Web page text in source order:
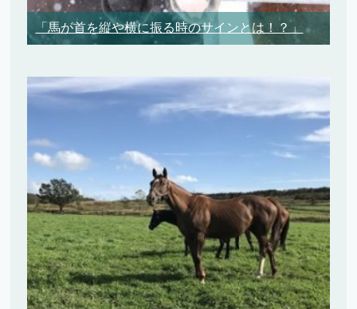
「馬が首を縦や横に振る時のサインとは！？」